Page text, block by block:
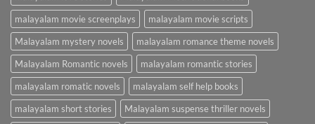
malayalam movie screenplays
malayalam movie scripts
Malayalam mystery novels
malayalam romance theme novels
Malayalam Romantic novels
malayalam romantic stories
malayalam romatic novels
malayalam self help books
malayalam short stories
Malayalam suspense thriller novels